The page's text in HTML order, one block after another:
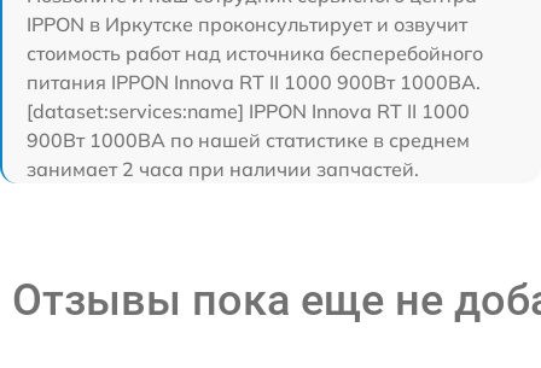
IPPON в Иркутске проконсультирует и озвучит
стоимость работ над источника бесперебойного
питания IPPON Innova RT II 1000 900Вт 1000ВА.
[dataset:services:name] IPPON Innova RT II 1000
900Вт 1000ВА по нашей статистике в среднем
занимает 2 часа при наличии запчастей.
Отзывы пока еще не